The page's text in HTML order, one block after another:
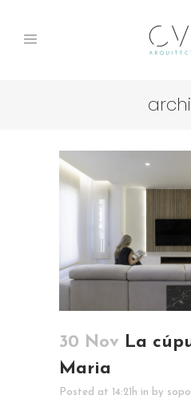
30 Nov La
Maria
Posted at 14:21h in by